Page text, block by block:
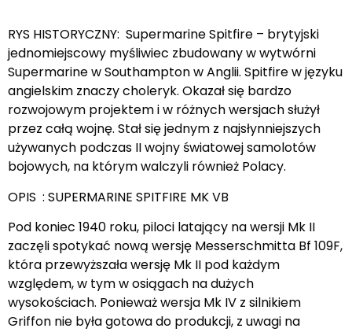
RYS HISTORYCZNY: Supermarine Spitfire – brytyjski
jednomiejscowy myśliwiec zbudowany w wytwórni
Supermarine w Southampton w Anglii. Spitfire w języku
angielskim znaczy choleryk. Okazał się bardzo
rozwojowym projektem i w różnych wersjach służył
przez całą wojnę. Stał się jednym z najsłynniejszych
używanych podczas II wojny światowej samolotów
bojowych, na którym walczyli również Polacy.
OPIS : SUPERMARINE SPITFIRE MK VB
Pod koniec 1940 roku, piloci latający na wersji Mk II
zaczęli spotykać nową wersję Messerschmitta Bf 109F,
która przewyższała wersję Mk II pod każdym
względem, w tym w osiągach na dużych
wysokościach. Ponieważ wersja Mk IV z silnikiem
Griffon nie była gotowa do produkcji, z uwagi na